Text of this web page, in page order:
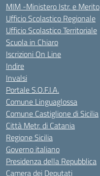
MIM -Ministero Istr. e Merito
Ufficio Scolastico Regionale
Ufficio Scolastico Territoriale
Scuola in Chiaro
Iscrizioni On Line
Indire
Invalsi
Portale S.O.F.I.A.
Comune Linguaglossa
Comune Castiglione di Sicilia
Città Metr. di Catania
Regione Sicilia
Governo italiano
Presidenza della Repubblica
Camera dei Deputati